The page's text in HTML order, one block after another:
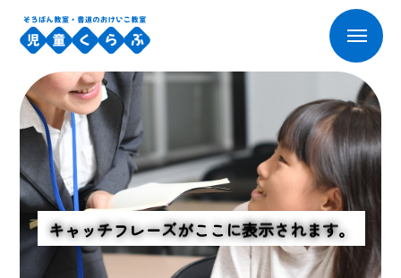
キャッチフレーズがこ こに表示されます。